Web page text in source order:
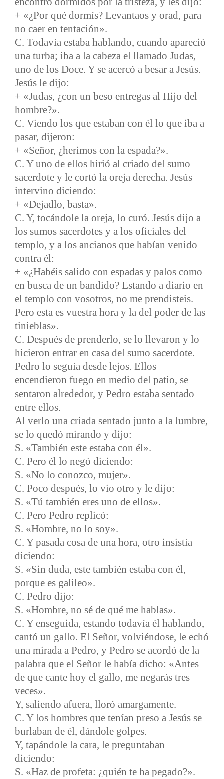
+ «¿Por qué dormís? Levantaos y orad, para
no caer en tentación».
C. Todavía estaba hablando, cuando apareció
una turba; iba a la cabeza el llamado Judas,
uno de los Doce. Y se acercó a besar a Jesús.
Jesús le dijo:
+ «Judas, ¿con un beso entregas al Hijo del
hombre?».
C. Viendo los que estaban con él lo que iba a
pasar, dijeron:
+ «Señor, ¿herimos con la espada?».
C. Y uno de ellos hirió al criado del sumo
sacerdote y le cortó la oreja derecha. Jesús
intervino diciendo:
+ «Dejadlo, basta».
C. Y, tocándole la oreja, lo curó. Jesús dijo a
los sumos sacerdotes y a los oficiales del
templo, y a los ancianos que habían venido
contra él:
+ «¿Habéis salido con espadas y palos como
en busca de un bandido? Estando a diario en
el templo con vosotros, no me prendisteis.
Pero esta es vuestra hora y la del poder de las
tinieblas».
C. Después de prenderlo, se lo llevaron y lo
hicieron entrar en casa del sumo sacerdote.
Pedro lo seguía desde lejos. Ellos
encendieron fuego en medio del patio, se
sentaron alrededor, y Pedro estaba sentado
entre ellos.
Al verlo una criada sentado junto a la lumbre,
se lo quedó mirando y dijo:
S. «También este estaba con él».
C. Pero él lo negó diciendo:
S. «No lo conozco, mujer».
C. Poco después, lo vio otro y le dijo:
S. «Tú también eres uno de ellos».
C. Pero Pedro replicó:
S. «Hombre, no lo soy».
C. Y pasada cosa de una hora, otro insistía
diciendo:
S. «Sin duda, este también estaba con él,
porque es galileo».
C. Pedro dijo:
S. «Hombre, no sé de qué me hablas».
C. Y enseguida, estando todavía él hablando,
cantó un gallo. El Señor, volviéndose, le echó
una mirada a Pedro, y Pedro se acordó de la
palabra que el Señor le había dicho: «Antes
de que cante hoy el gallo, me negarás tres
veces».
Y, saliendo afuera, lloró amargamente.
C. Y los hombres que tenían preso a Jesús se
burlaban de él, dándole golpes.
Y, tapándole la cara, le preguntaban
diciendo:
S. «Haz de profeta: ¿quién te ha pegado?».